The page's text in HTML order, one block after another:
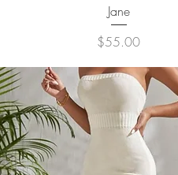
クイックビュー
Jane
価格
$55.00